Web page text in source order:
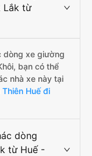
Lắk từ
dòng xe giường
bạn có thể
nhà xe này tại
Huế đi
dòng
từ Huế -